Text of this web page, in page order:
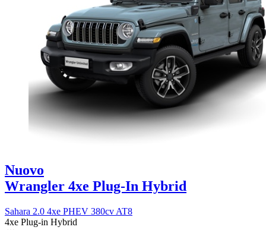
Nuovo
Wrangler 4xe Plug-In Hybrid
Sahara 2.0 4xe PHEV 380cv AT8
4xe Plug-in Hybrid